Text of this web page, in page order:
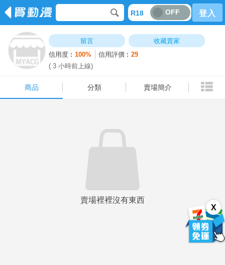
R18 OFF 登入
留言
收藏賣家
信用度︰100% 信用評價︰29
( 3 小時前上線)
商品 分類 賣場簡介
X
賣場裡裡沒有東西
商品 分類 賣場簡介